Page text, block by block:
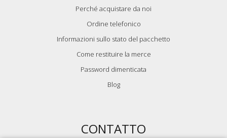
Perché acquistare da noi
Ordine telefonico
Informazioni sullo stato del pacchetto
Come restituire la merce
Password dimenticata
Blog
CONTATTO